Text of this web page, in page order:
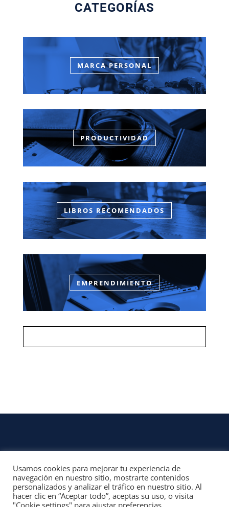
CATEGORÍAS
MARCA PERSONAL
PRODUCTIVIDAD
LIBROS RECOMENDADOS
EMPRENDIMIENTO
CONTACTO
© 2022, Unofficial Media, LLC – Reservados todos los derechos | All rights
reserved
Usamos cookies para mejorar tu experiencia de
navegación en nuestro sitio, mostrarte contenidos
personalizados y analizar el tráfico en nuestro sitio. Al
hacer clic en “Aceptar todo”, aceptas su uso, o visita
"Cookie settings" para ajustar preferencias.